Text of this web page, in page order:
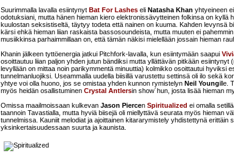
Suurimmalla lavalla esiintynyt Bat For Lashes eli Natasha Khan yhtyeineen
odotuksiani, mutta hänen hieman kiero elektronissävytteinen folkinsa on kyllä
kuulostan seksistiseltä, täytyy todeta että nainen on kuuma. Kahden levynsä
kärsi ehkä hieman liian raskaista bassosoundeista, mutta muuten ei
musiikkinsa parhaimmillaan on, että tämän näkisi mielellään jossain hieman
Khanin jälkeen tyttöenergia jatkui Pitchfork-lavalla, kun esiintymään saapui
osoittautuu liian paljon yhden jutun bändiksi mutta yllättävän pitkään esiintynyt
levyllään on mittaa noin parikymmentä minuuttia) kolmikko osoittautui hyviksi
tunnelmanluojiksi. Useammalla uudella biisillä varustettu settinsä oli ilo sekä
yhtye voi olla huono, jos se omistaa yhden kunnon rymistelyn Neil Youngille.
myös heidän osallistuminen Crystal Antlersin show´hun, josta lisää hieman
Omissa maailmoissaan kulkevan Jason Piercen Spiritualized ei omalla
taannoin Tavastialla, mutta hyviä biisejä oli miellyttävä seurata myös hieman
tunnelmissa. Kauniit melodiat ja ajoittainen kitararymistely yhdistettynä erittäin
yksinkertaisuudessaan suurta ja kaunista.